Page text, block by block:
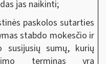
jas naikinti;
paskolos sutarties
stabdo mokesčio ir
susijusių sumų, kurių
terminas yra